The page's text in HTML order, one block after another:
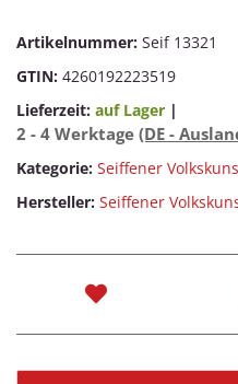
Artikelnummer: Seif 13321
GTIN: 4260192223519
Lieferzeit: auf Lager |
2 - 4 Werktage (DE -
Kategorie: Seiffener
Hersteller: Seiffener